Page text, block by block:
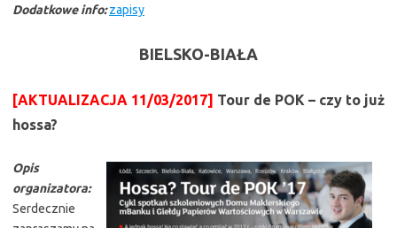
Dodatkowe info:zapisy
BIELSKO-BIAŁA
[AKTUALIZACJA 11/03/2017] Tour de POK – czy to już
hossa?
Opis
organizatora:
Serdecznie